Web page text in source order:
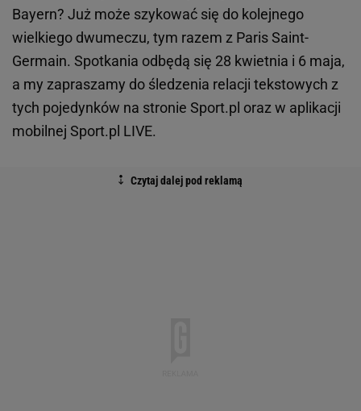
Bayern? Już może szykować się do kolejnego
wielkiego dwumeczu, tym razem z Paris Saint-
Germain. Spotkania odbędą się 28 kwietnia i 6 maja,
a my zapraszamy do śledzenia relacji tekstowych z
tych pojedynków na stronie Sport.pl oraz w aplikacji
mobilnej Sport.pl LIVE.